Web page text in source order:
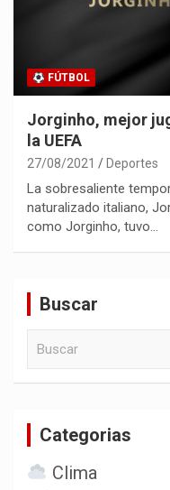
FÚTBOL
Jorginho, mejor
la UEFA
27/08/2021 Deportes
La sobresaliente
naturalizado italiano,
como Jorginho, tuvo…
Buscar
Categorias
Clima